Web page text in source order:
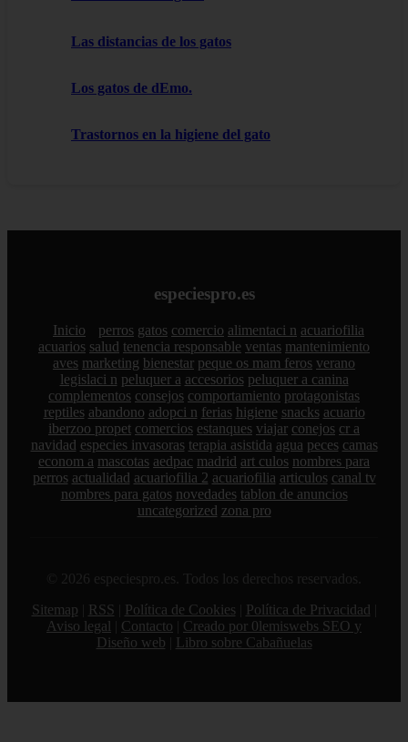
Las distancias de los gatos
Los gatos de dEmo.
Trastornos en la higiene del gato
especiespro.es
Inicio perros gatos comercio alimentaci n acuariofilia
acuarios salud tenencia responsable ventas mantenimiento
aves marketing bienestar peque os mam feros verano
legislaci n peluquer a accesorios peluquer a canina
complementos consejos comportamiento protagonistas
reptiles abandono adopci n ferias higiene snacks acuario
iberzoo propet comercios estanques viajar conejos cr a
navidad especies invasoras terapia asistida agua peces camas
econom a mascotas aedpac madrid art culos nombres para
perros actualidad acuariofilia 2 acuariofilia articulos canal tv
nombres para gatos novedades tablon de anuncios
uncategorized zona pro
© 2026 especiespro.es. Todos los derechos reservados.
Sitemap
RSS Política de Cookies Política de Privacidad
Aviso legal
Contacto
Creado por 0lemiswebs SEO y
Diseño web
Libro sobre Cabañuelas